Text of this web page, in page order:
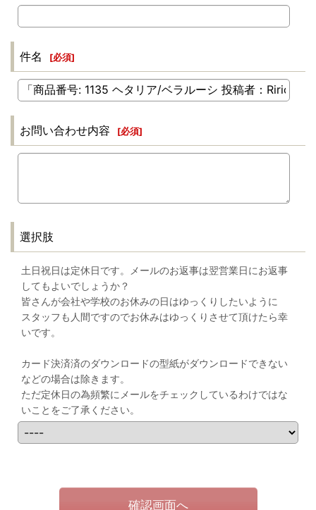
件名 [必須]
お問い合わせ内容 [必須]
選択肢
土日祝日は定休日です。メールのお返事は翌営業日にお返事
してもよいでしょうか？
皆さんが会社や学校のお休みの日はゆっくりしたいように
スタッフも人間ですのでお休みはゆっくりさせて頂けたら幸
いです。
カード決済済のダウンロードの型紙がダウンロードできない
などの場合は除きます。
ただ定休日の為頻繁にメールをチェックしているわけではな
いことをご了承ください。
確認画面へ